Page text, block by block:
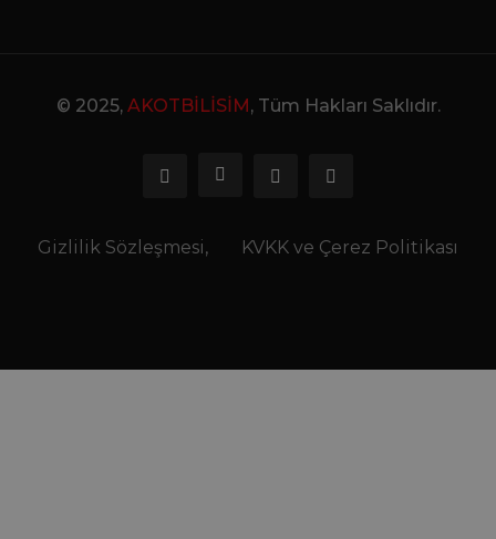
© 2025, AKOTBİLİSİM, Tüm Hakları Saklıdır.
Gizlilik Sözleşmesi, KVKK ve Çerez Politikası